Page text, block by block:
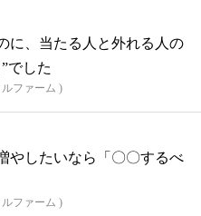
に、当たる人と外れる人の
でした
ファーム )
やしたいなら「〇〇するべ
ファーム )